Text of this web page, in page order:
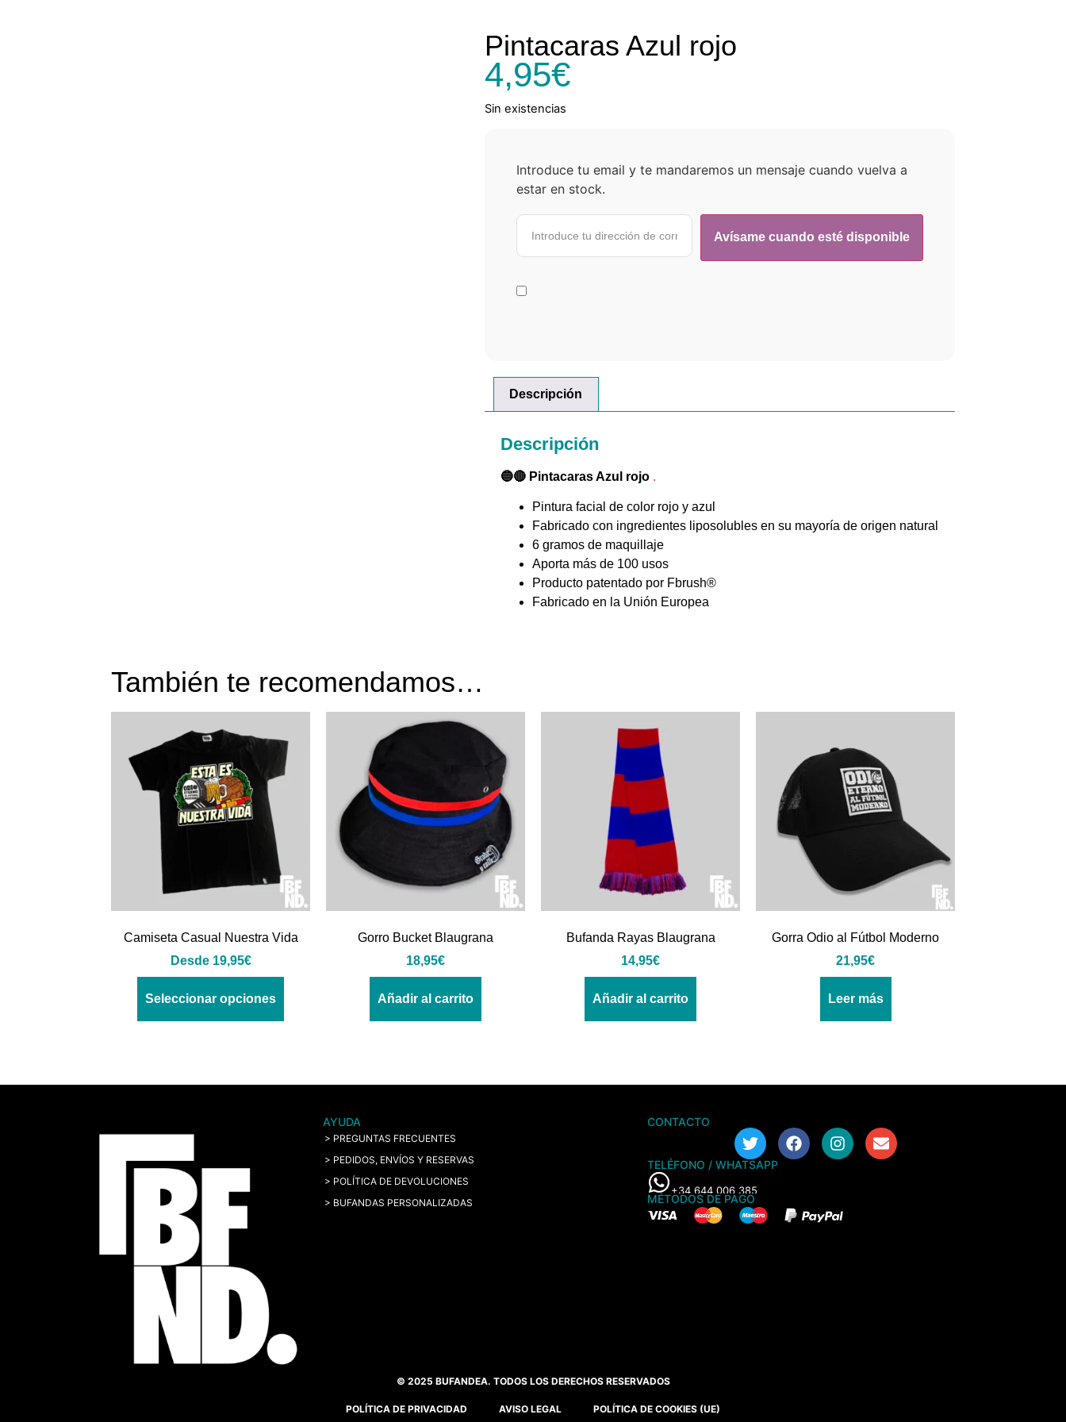
Pintacaras Azul rojo
4,95€
Sin existencias
Introduce tu email y te mandaremos un mensaje cuando vuelva a
estar en stock.
Descripción
Descripción
🔵🔴 Pintacaras Azul rojo .
Pintura facial de color rojo y azul
Fabricado con ingredientes liposolubles en su mayoría de origen natural
6 gramos de maquillaje
Aporta más de 100 usos
Producto patentado por Fbrush®️
Fabricado en la Unión Europea
También te recomendamos…
Camiseta Casual Nuestra Vida
Desde 19,95€
Seleccionar opciones
Gorro Bucket Blaugrana
18,95€
Añadir al carrito
Bufanda Rayas Blaugrana
14,95€
Añadir al carrito
Gorra Odio al Fútbol Moderno
21,95€
Leer más
AYUDA
> PREGUNTAS FRECUENTES
> PEDIDOS, ENVÍOS Y RESERVAS
> POLÍTICA DE DEVOLUCIONES
> BUFANDAS PERSONALIZADAS
CONTACTO
TELÉFONO / WHATSAPP
+34 644 006 385
MÉTODOS DE PAGO
© 2025 BUFANDEA. TODOS LOS DERECHOS RESERVADOS
POLÍTICA DE PRIVACIDAD AVISO LEGAL POLÍTICA DE COOKIES (UE)